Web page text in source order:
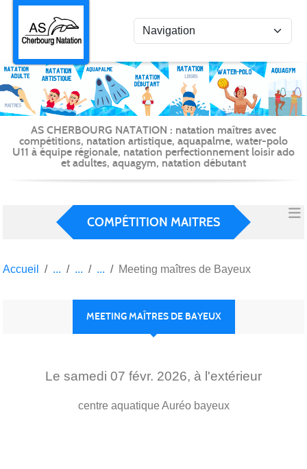
AS CHERBOURG NATATION : natation maîtres avec
compétitions, natation artistique, aquapalme, water-polo
U11 à équipe régionale, natation perfectionnement loisir ado
et adultes, aquagym, natation débutant
COMPÉTITION MAITRES
Accueil Meeting maîtres de Bayeux
MEETING MAÎTRES DE BAYEUX
Le samedi 07 févr. 2026, à l'extérieur
centre aquatique Auréo bayeux
Panneau de gestion des cookies